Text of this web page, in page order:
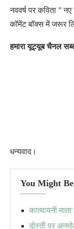
नववर्ष पर कविता ”
कॉमेंट बॉक्स में जरूर
हमारा यूट्यूब चैनल
धन्यवाद।
You Might
कात्यायनी
दोस्ती पर